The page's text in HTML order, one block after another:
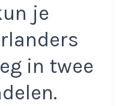
je
in twee